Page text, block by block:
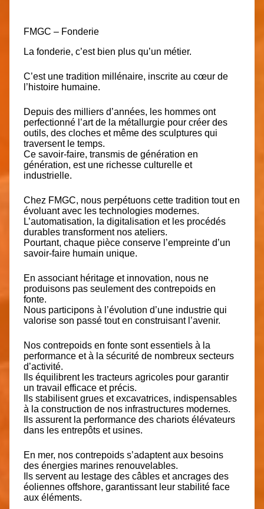
FMGC – Fonderie
La fonderie, c’est bien plus qu’un métier.
C’est une tradition millénaire, inscrite au cœur de
l’histoire humaine.
Depuis des milliers d’années, les hommes ont
perfectionné l’art de la métallurgie pour créer des
outils, des cloches et même des sculptures qui
traversent le temps.
Ce savoir-faire, transmis de génération en
génération, est une richesse culturelle et
industrielle.
Chez FMGC, nous perpétuons cette tradition tout en
évoluant avec les technologies modernes.
L’automatisation, la digitalisation et les procédés
durables transforment nos ateliers.
Pourtant, chaque pièce conserve l’empreinte d’un
savoir-faire humain unique.
En associant héritage et innovation, nous ne
produisons pas seulement des contrepoids en
fonte.
Nous participons à l’évolution d’une industrie qui
valorise son passé tout en construisant l’avenir.
Nos contrepoids en fonte sont essentiels à la
performance et à la sécurité de nombreux secteurs
d’activité.
Ils équilibrent les tracteurs agricoles pour garantir
un travail efficace et précis.
Ils stabilisent grues et excavatrices, indispensables
à la construction de nos infrastructures modernes.
Ils assurent la performance des chariots élévateurs
dans les entrepôts et usines.
En mer, nos contrepoids s’adaptent aux besoins
des énergies marines renouvelables.
Ils servent au lestage des câbles et ancrages des
éoliennes offshore, garantissant leur stabilité face
aux éléments.